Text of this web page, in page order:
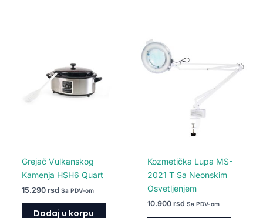
Grejač Vulkanskog
Kamenja HSH6 Quart
15.290 rsd Sa PDV-om
Dodaj u korpu
Kozmetička Lupa MS-
2021 T Sa Neonskim
Osvetljenjem
10.900 rsd Sa PDV-om